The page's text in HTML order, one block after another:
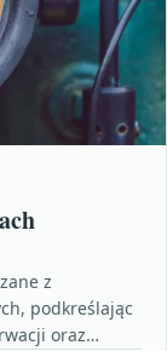
z
podkreślając
oraz